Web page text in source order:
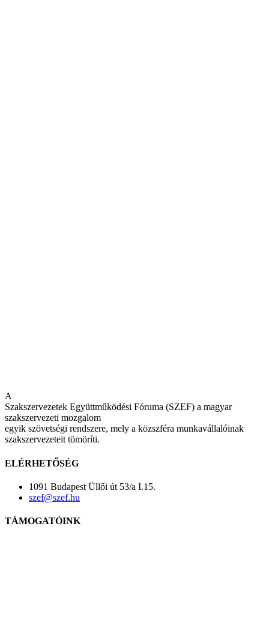
A
Szakszervezetek Együttműködési Fóruma (SZEF) a magyar
szakszervezeti mozgalom
egyik szövetségi rendszere, mely a közszféra munkavállalóinak
szakszervezeteit tömöríti.
ELÉRHETŐSÉG
1091 Budapest Üllői út 53/a I.15.
szef@szef.hu
TÁMOGATÓINK